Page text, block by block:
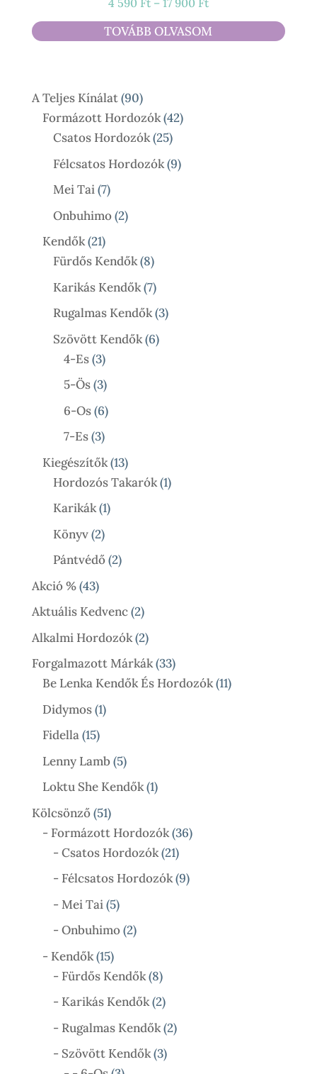
4
590 Ft
TOVÁBB OLVASOM
A Teljes Kínálat 9090
Termék
Formázott Hordozók 4242
Csatos Hordozók 2525
Termék
Félcsatos Hordozók 99
Mei Tai 77
Termék
Onbuhimo 22
Kendők 2121
Termék
Fürdős Kendők 88
Termék
Karikás Kendők 77
Termék
Rugalmas Kendők 33
Szövött Kendők 66
4-Es 33
Termék
5-Ös 33
Termék
6-Os 66
Termék
7-Es 33
Termék
Kiegészítők 1313
Termék
Hordozós Takarók 11
Karikák 11
Könyv 22
Termék
Pántvédő 22
Akció % 4343
Termék
Aktuális Kedvenc 22
Termék
Alkalmi Hordozók 22
Termék
Forgalmazott Márkák 3333
Termék
Be Lenka Kendők És Hordozók 1111
Didymos 11
Fidella 1515
Termék
Lenny Lamb 55
Termék
Loktu She Kendők 11
Kölcsönző 5151
Termék
- Formázott Hordozók 3636
- Csatos Hordozók 2121
Termék
- Félcsatos Hordozók 99
- Mei Tai 55
Termék
- Onbuhimo 22
- Kendők 1515
Termék
- Fürdős Kendők 88
Termék
- Karikás Kendők 22
Termék
- Rugalmas Kendők 22
- Szövött Kendők 33